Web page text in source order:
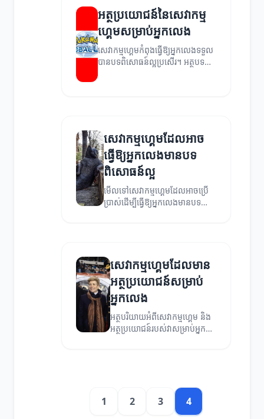
អត្ថប្រយោជន៍នៃសេវាកម្ម
ហ្គេមសម្រាប់អ្នកលេង
សេវាកម្មហ្គេមកំពុងធ្វើឱ្យអ្នកលេងទទួល
បានបទពិសោធន៍ល្អប្រសើរ។ អត្ថបទនេះ
សេវាកម្មហ្គេមដែលអាច
ធ្វើឱ្យអ្នកលេងមានបទ
ពិសោធន៍ល្អ
មើលទៅសេវាកម្មហ្គេមដែលអាចប្រើ
ប្រាស់ដើម្បីធ្វើឱ្យអ្នកលេងមានបទ
សេវាកម្មហ្គេមដែលមាន
អត្ថប្រយោជន៍សម្រាប់
អ្នកលេង
អត្ថបរិយាយអំពីសេវាកម្មហ្គេម និង
អត្ថប្រយោជន៍របស់វាសម្រាប់អ្នក
1 2 3 4